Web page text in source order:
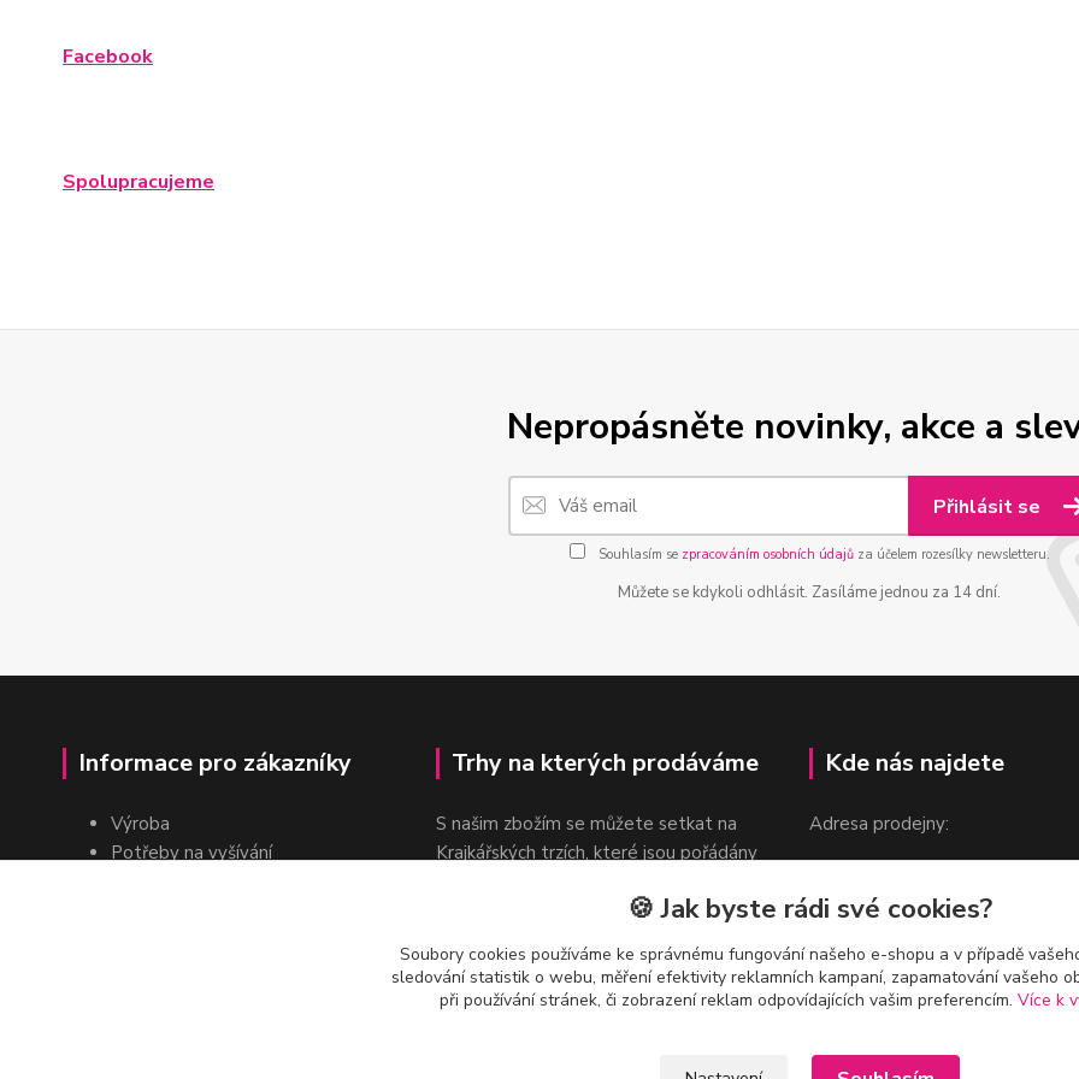
Facebook
Spolupracujeme
Nepropásněte novinky, akce a
Přihlásit se
Souhlasím se zpracováním osobních údajůza účelem rozesílky newsletteru.
Můžete se kdykoli odhlásit. Zasíláme jednou za 14 dní.
Informace pro zákazníky
Výroba
Potřeby na vyšívání
Trhy na kterých prodáváme
S našim zbožím se můžete setkat na
Krajkářských trzích, které jsou pořádány
Kde nás najdete
Adresa prodejny:
v blízkosti stanice Metra B -
Českomoravská
🍪 Jak byste rádi své cookies?
Soubory cookies používáme ke správnému fungování našeho e-shopu a v případě
sledování statistik o webu, měření efektivity reklamních kampaní, zapamatování vašeho
při používání stránek, či zobrazení reklam odpovídajících vašim preferencím. Více k